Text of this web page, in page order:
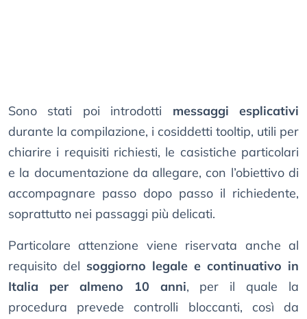
Sono stati poi introdotti messaggi esplicativi
durante la compilazione, i cosiddetti tooltip, utili per
chiarire i requisiti richiesti, le casistiche particolari
e la documentazione da allegare, con l’obiettivo di
accompagnare passo dopo passo il richiedente,
soprattutto nei passaggi più delicati.
Particolare attenzione viene riservata anche al
requisito del soggiorno legale e continuativo in
Italia per almeno 10 anni, per il quale la
procedura prevede controlli bloccanti, così da